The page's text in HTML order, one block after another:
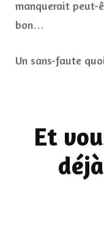
manquerait peut-
bon…
Un sans-faute
Et